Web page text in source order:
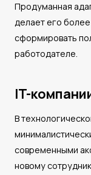
Продуманная
делает его
сформировать
работодателе.
IT-
В
современными
новому